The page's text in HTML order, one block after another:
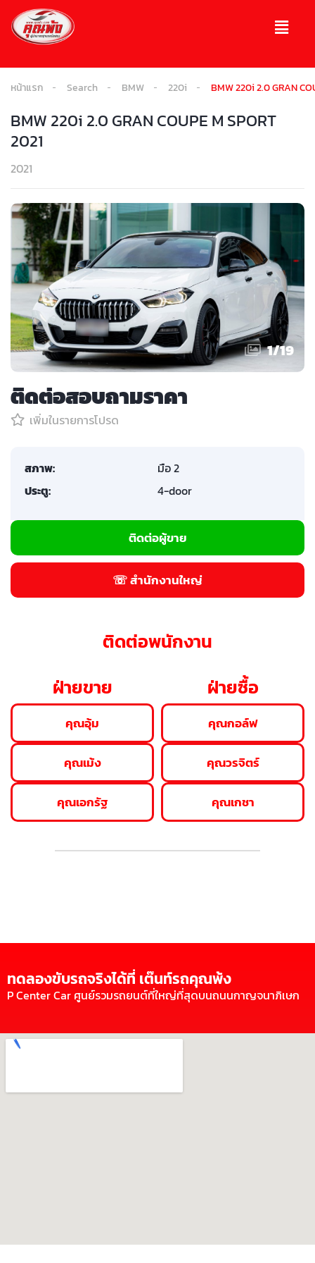
หน้าแรก Search BMW 220i BMW 220i 2.0 GRAN
BMW 220i 2.0 GRAN COUPE M SPORT
2021
2021
1/19
ติดต่อสอบถามราคา
เพิ่มในรายการโปรด
สภาพ:
มือ 2
ประตู:
4-door
ติดต่อผู้ขาย
☏ สำนักงานใหญ่
ติดต่อพนักงาน
ฝ่ายขาย
คุณอุ้ม
คุณเม้ง
คุณเอกรัฐ
ฝ่ายซื้อ
คุณกอล์ฟ
คุณวรจิตร์
คุณเกชา
ทดลองขับรถจริงได้ที่ เต๊นท์รถคุณพ้ง
P Center Car ศูนย์รวมรถยนต์ที่ใหญ่ที่สุดบนถนนกาญจนาภิเษก